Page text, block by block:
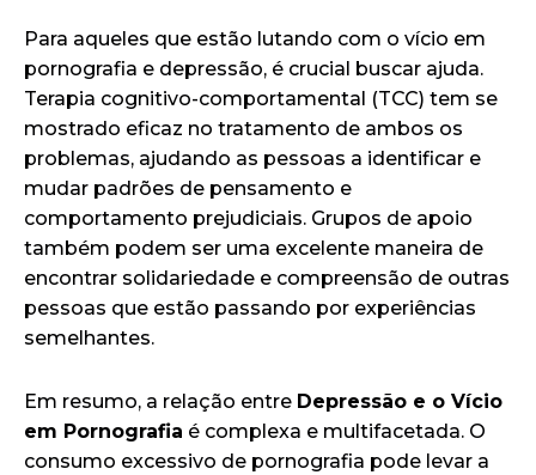
Para aqueles que estão lutando com o vício em
pornografia e depressão, é crucial buscar ajuda.
Terapia cognitivo-comportamental (TCC) tem se
mostrado eficaz no tratamento de ambos os
problemas, ajudando as pessoas a identificar e
mudar padrões de pensamento e
comportamento prejudiciais. Grupos de apoio
também podem ser uma excelente maneira de
encontrar solidariedade e compreensão de outras
pessoas que estão passando por experiências
semelhantes.
Em resumo, a relação entre Depressão e o Vício
em Pornografia é complexa e multifacetada. O
consumo excessivo de pornografia pode levar a